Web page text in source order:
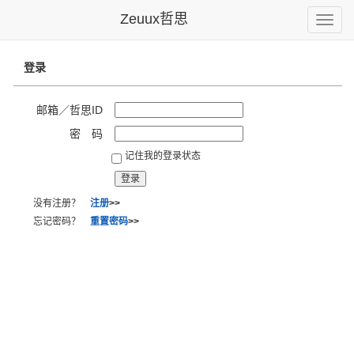
Toggle
Zeuux哲思
登录
邮箱／哲思ID
密 码
记住我的登录状态
没有注册？ 注册>>
忘记密码？ 重置密码>>